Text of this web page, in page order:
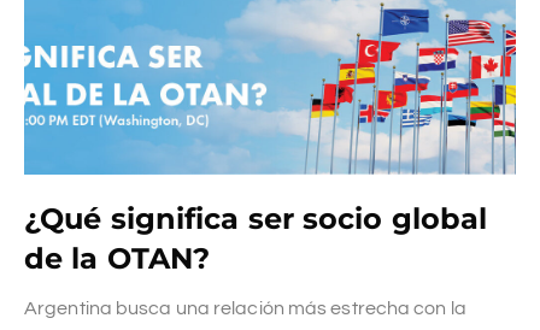
¿Qué significa ser socio global
de la OTAN?
Argentina busca una relación más estrecha con la